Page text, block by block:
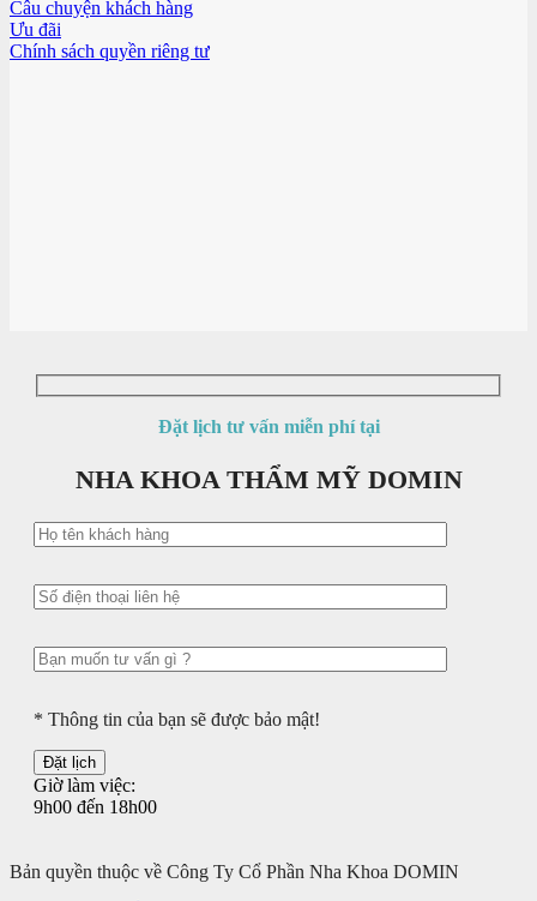
Câu chuyện khách hàng
Ưu đãi
Chính sách quyền riêng tư
Đặt lịch tư vấn miễn phí tại
NHA KHOA THẨM MỸ DOMIN
* Thông tin của bạn sẽ được bảo mật!
Giờ làm việc:
9h00 đến 18h00
Bản quyền thuộc về Công Ty Cổ Phần Nha Khoa DOMIN